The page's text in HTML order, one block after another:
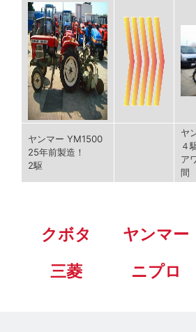
ヤンマー YM1500
25年前製造！
2駆
ヤ
４
ア
間
クボタ ヤンマー
三菱
ニプロ